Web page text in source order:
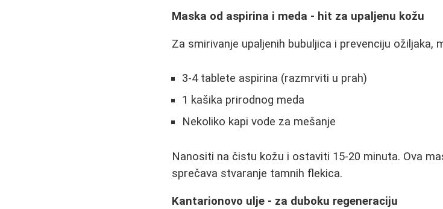
Maska od aspirina i meda - hit za upaljenu kožu
Za smirivanje upaljenih bubuljica i prevenciju ožiljaka,
3-4 tablete aspirina (razmrviti u prah)
1 kašika prirodnog meda
Nekoliko kapi vode za mešanje
Nanositi na čistu kožu i ostaviti 15-20 minuta. Ova
sprečava stvaranje tamnih flekica.
Kantarionovo ulje - za duboku regeneraciju